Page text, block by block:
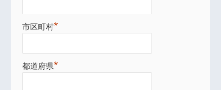
市区町村*
都道府県*